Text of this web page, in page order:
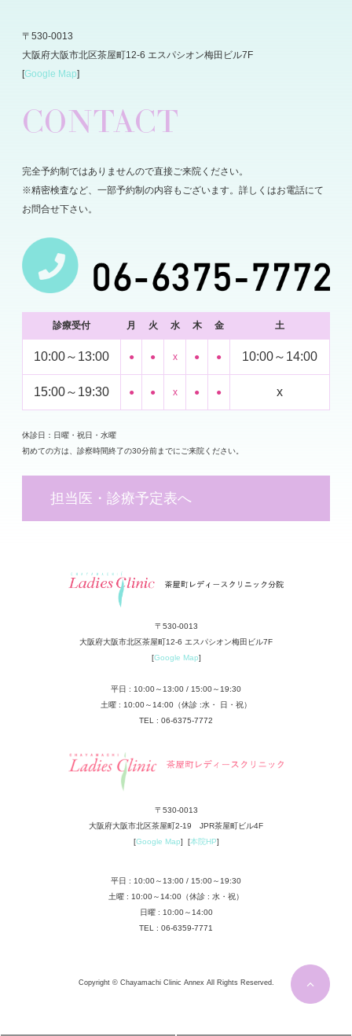
〒530-0013
大阪府大阪市北区茶屋町12-6 エスパシオン梅田ビル7F
[Google Map]
CONTACT
完全予約制ではありませんので直接ご来院ください。
※精密検査など、一部予約制の内容もございます。詳しくはお電話にて
お問合せ下さい。
診療受付 月 火 水 木 金 土
10:00～13:00 ● ● x ● ● 10:00～14:00
15:00～19:30 ● ● x ● ● x
休診日：日曜・祝日・水曜
初めての方は、診察時間終了の30分前までにご来院ください。
担当医・診療予定表へ
〒530-0013
大阪府大阪市北区茶屋町12-6 エスパシオン梅田ビル7F
[Google Map]
平日 : 10:00～13:00 / 15:00～19:30
土曜 : 10:00～14:00（休診 :水・ 日・祝）
TEL : 06-6375-7772
〒530-0013
大阪府大阪市北区茶屋町2-19 JPR茶屋町ビル4F
[Google Map] [本院HP]
平日 : 10:00～13:00 / 15:00～19:30
土曜 : 10:00～14:00（休診 : 水・祝）
日曜 : 10:00～14:00
TEL : 06-6359-7771
Copyright © Chayamachi Clinic Annex All Rights Reserved.